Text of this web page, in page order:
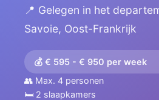
📍 Gelegen in het
Savoie, Oost-Frankrijk
💰 € 595 - € 950 per week
👥 Max. 4 personen
🛏️ 2 slaapkamers